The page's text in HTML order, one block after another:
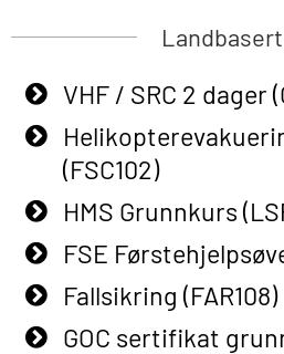
Airpocket with E-
Additional Basic
the Norwegian
Grunnleggende
Rep. for
HABD (FSC122)
Påbygging fra
Grunnleggende
Passasjer- og
STCW
(MBSBLE031)
STCW
oppdatering
STCW
VHF / SRC 2 dager
(FSC102)
HMS Grunnkurs
FSE
Fallsikring (FAR108)
GOC sertifikat